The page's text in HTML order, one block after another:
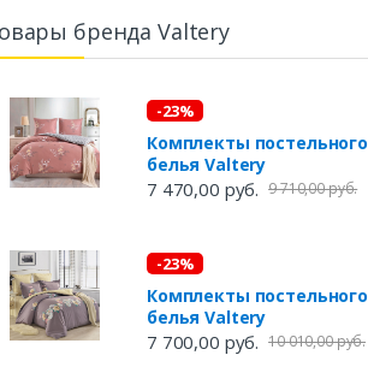
бренда Valtery
-23%
Комплекты постельного
белья Valtery
7 470,00 руб. 9 710,00 руб.
-23%
Комплекты постельного
белья Valtery
7 700,00 руб. 10 010,00 руб.